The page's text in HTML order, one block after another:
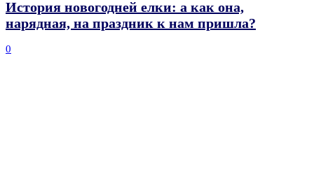
История новогодней елки: а как она,
нарядная, на праздник к нам пришла?
0